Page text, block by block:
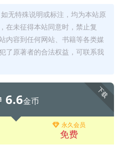
无特殊说明或标注，均为本站原
在未征得本站同意时，禁止复
内容到任何网站、书籍等各类媒
了原著者的合法权益，可联系我
下载
6.6金币
永久会员
免费